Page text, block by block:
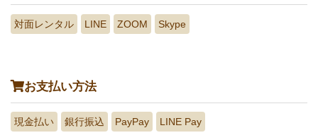
対面レンタル LINE ZOOM Skype
お支払い方法
現金払い 銀行振込 PayPay LINE Pay